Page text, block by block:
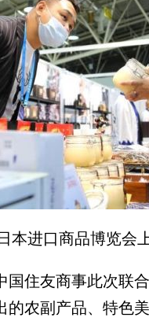
本进口商品博览
住友商事此次联合
的农副产品、特色